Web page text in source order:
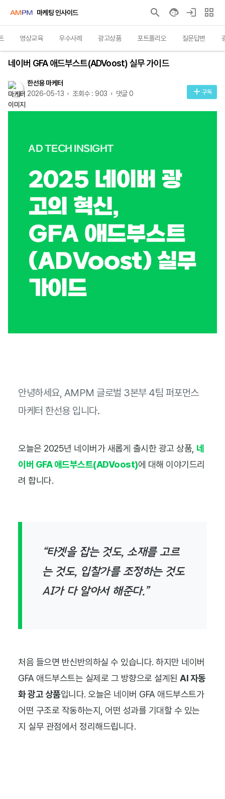
마케팅 인사이드
영상교육 우수사례 광고상품 포트폴리오 질문답변
인사이트
네이버 GFA 애드부스트(ADVoost) 실무 가이드
한선용 마케터
2026-05-13
조회수 : 903 댓글 0 구독
AD TECH INSIGHT
2025 네이버 광
고의 혁신,
GFA 애드부스트
(ADVoost) 실무
가이드
안녕하세요, AMPM 글로벌 3본부 4팀 퍼포먼스
마케터 한선용 입니다.
오늘은 2025년 네이버가 새롭게 출시한 광고 상품, 네
이버 GFA 애드부스트(ADVoost)에 대해 이야기드리
려 합니다.
“타겟을 잡는 것도, 소재를 고르
는 것도, 입찰가를 조정하는 것도
AI가 다 알아서 해준다.”
처음 들으면 반신반의하실 수 있습니다. 하지만 네이버
GFA 애드부스트는 실제로 그 방향으로 설계된 AI 자동
화 광고 상품입니다. 오늘은 네이버 GFA 애드부스트가
어떤 구조로 작동하는지, 어떤 성과를 기대할 수 있는
지 실무 관점에서 정리해드립니다.